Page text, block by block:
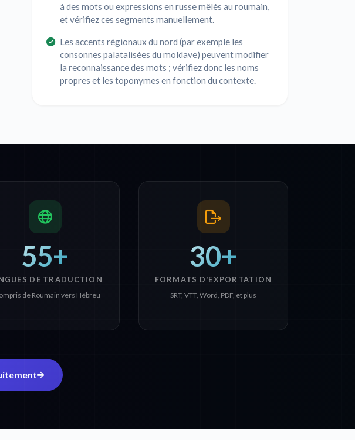
à des mots ou expressions en russe mêlés au roumain,
et vérifiez ces segments manuellement.
Les accents régionaux du nord (par exemple les
consonnes palatalisées du moldave) peuvent modifier
la reconnaissance des mots ; vérifiez donc les noms
propres et les toponymes en fonction du contexte.
55+
DE TRADUCTION
de Roumain vers Hébreu
30+
FORMATS D'EXPORTATION
SRT, VTT, Word, PDF, et plus